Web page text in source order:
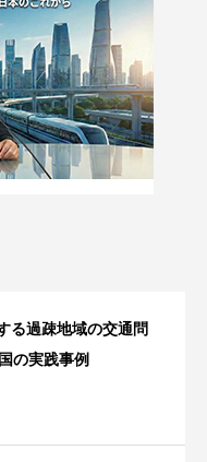
る過疎地域の交通問
の実践事例